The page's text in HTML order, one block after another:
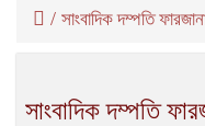
/ সাংবাদিক দম্পতি
সাংবাদিক দম্পতি